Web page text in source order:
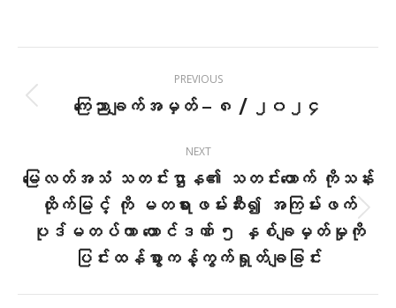
X
Facebook
navigation
PREVIOUS
Previous
ကြေညာချက်အမှတ် – ၈ / ၂၀၂၄
NEXT
post:
မြေလတ်အသံ သတင်းဌာန၏ သတင်းထောက် ကိုသန်း
ထိုက်မြင့် ကို မတရားဖမ်းဆီး၍ အကြမ်းဖက်
ပုဒ်မတပ်ကာ ထောင်ဒဏ် ၅ နှစ်ချမှတ်မှုကို
ပြင်းထန်စွာကန့်ကွက်ရှုတ်ချခြင်း